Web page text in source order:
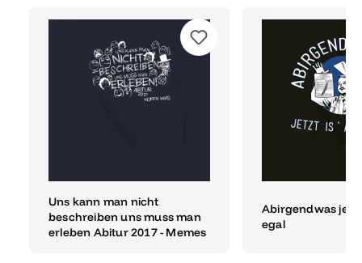
Uns kann man nicht
beschreiben uns muss man
erleben Abitur 2017 - Memes
Abirgendwas
egal